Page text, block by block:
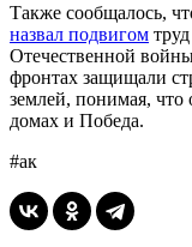
Также сообщалось,
назвал подвигом
Отечественной
фронтах защищали
землей, понимая, что
домах и Победа.
#ак